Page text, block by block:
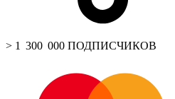
> 1 300 000 ПОДПИСЧИКОВ